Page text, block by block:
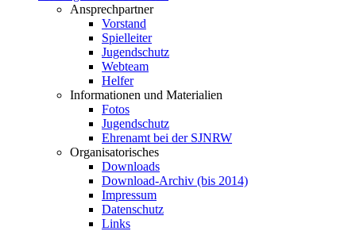
Ansprechpartner
Vorstand
Spielleiter
Jugendschutz
Webteam
Helfer
Informationen und Materialien
Fotos
Jugendschutz
Ehrenamt bei der SJNRW
Organisatorisches
Downloads
Download-Archiv (bis 2014)
Impressum
Datenschutz
Links